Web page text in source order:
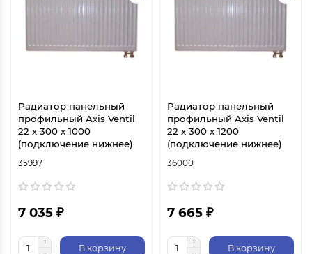
Радиатор панельный
профильный Axis Ventil
22 х 300 х 1000
(подключение нижнее)
35997
7 035 ₽
В корзину
Радиатор панельный
профильный Axis Ventil
22 х 300 х 1200
(подключение нижнее)
36000
7 665 ₽
В корзину